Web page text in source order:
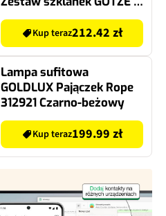
JENSEN GA191 (2 sztuki)
Kup teraz212.42 zł
Lampa sufitowa
GOLDLUX Pajączek Rope
312921 Czarno-beżowy
Kup teraz199.99 zł